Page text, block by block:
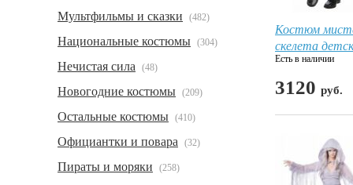
Мультфильмы и сказки (482)
Национальные костюмы (304)
Нечистая сила (48)
Новогодние костюмы (209)
Остальные костюмы (410)
Официантки и повара (32)
Пираты и моряки (258)
Костюм
скелета
Есть в наличии
3120 руб.